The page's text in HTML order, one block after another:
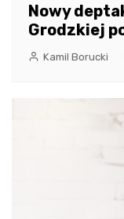
Nowy
Grodzkiej
Kamil Borucki